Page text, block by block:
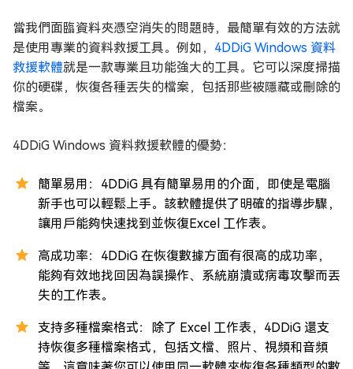
當我們面臨資料夾憑空消失的問題時，最簡單有效的方法就
是使用專業的資料救援工具。例如， 4DDiG Windows 資料
救援軟體就是一款專業且功能強大的工具。它可以深度掃描
你的硬碟，恢復各種丟失的檔案，包括那些被隱藏或刪除的
檔案。
4DDiG Windows 資料救援軟體的優勢：
簡單易用：4DDiG 具有簡單易用的介面，即使是電腦
新手也可以輕鬆上手。該軟體提供了明確的指導步驟，
讓用戶能夠快速找到並恢復Excel 工作表。
高成功率：4DDiG 在恢復數據方面有很高的成功率，
能夠有效地找回因為誤操作、系統崩潰或病毒攻擊而丟
失的工作表。
支持多種檔案格式：除了 Excel 工作表，4DDiG 還支
持恢復多種檔案格式，包括文檔、照片、視頻和音頻